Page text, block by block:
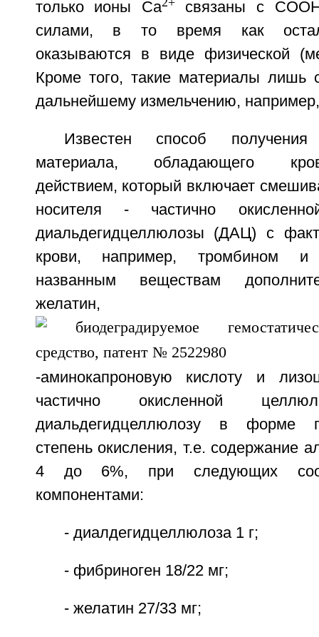
только ионы Ca
связаны с
силами, в то время как
оказываются в виде физической
Кроме того, такие материалы лишь
дальнейшему измельчению,
Известен способ получения
материала, обладающего
действием, который включает
носителя - частично
диальдегидцеллюлозы (ДАЦ) с
крови, например, тромбином и
названным веществам
желатин,
-аминокапроновую кислоту и
частично окисленной
диальдегидцеллюлозу в форме
степень окисления, т.е. содержание
4 до 6%, при следующих
компонентами:
- диалдегидцеллюлоза 1 г;
- фибриноген 18/22 мг;
- желатин 27/33 мг;